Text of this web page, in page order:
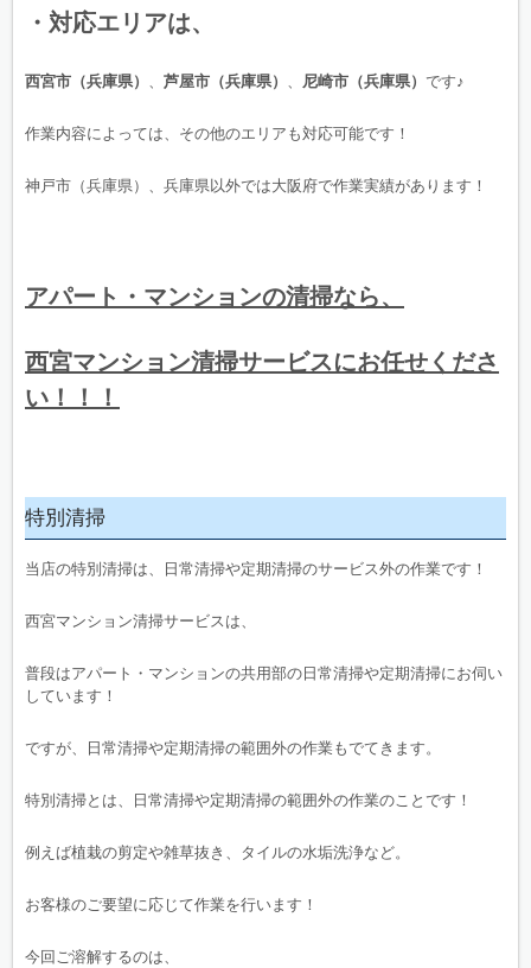
・対応エリアは、
西宮市（兵庫県） 、 芦屋市（兵庫県） 、 尼崎市（兵庫県） です♪
作業内容によっては、その他のエリアも対応可能です！
神戸市（兵庫県）、兵庫県以外では大阪府で作業実績があります！
アパート・マンションの清掃なら、
西宮マンション清掃サービスにお任せくださ
い！！！
特別清掃
当店の特別清掃は、日常清掃や定期清掃のサービス外の作業です！
西宮マンション清掃サービスは、
普段はアパート・マンションの共用部の日常清掃や定期清掃にお伺い
しています！
ですが、日常清掃や定期清掃の範囲外の作業もでてきます。
特別清掃とは、日常清掃や定期清掃の範囲外の作業のことです！
例えば植栽の剪定や雑草抜き、タイルの水垢洗浄など。
お客様のご要望に応じて作業を行います！
今回ご溶解するのは、